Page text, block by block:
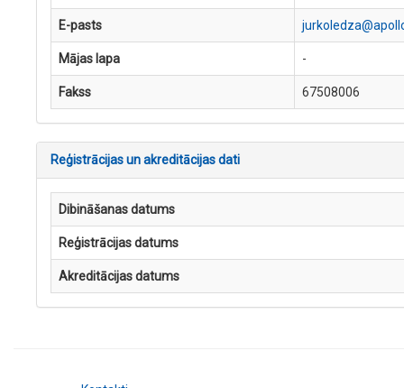
E-pasts
Mājas lapa -
Fakss 67508006
Reģistrācijas un akreditācijas dati
Dibināšanas datums
Reģistrācijas datums
Akreditācijas datums